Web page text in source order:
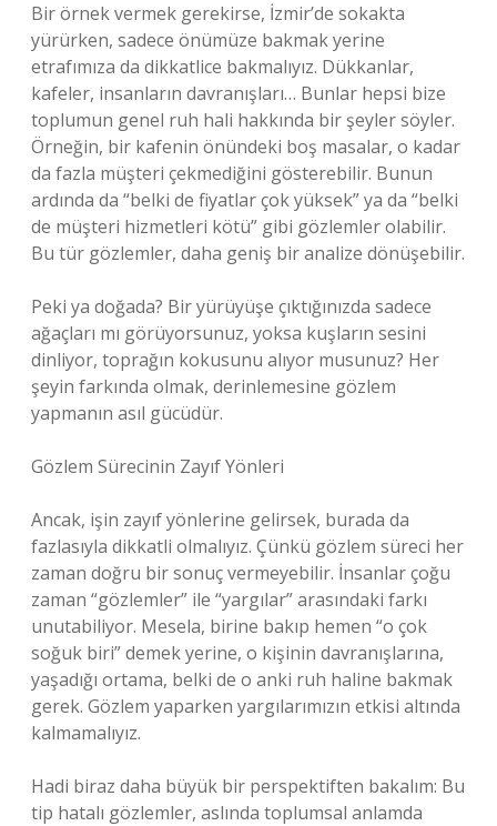
Bir örnek vermek gerekirse, İzmir’de sokakta
yürürken, sadece önümüze bakmak yerine
etrafımıza da dikkatlice bakmalıyız. Dükkanlar,
kafeler, insanların davranışları… Bunlar hepsi bize
toplumun genel ruh hali hakkında bir şeyler söyler.
Örneğin, bir kafenin önündeki boş masalar, o kadar
da fazla müşteri çekmediğini gösterebilir. Bunun
ardında da “belki de fiyatlar çok yüksek” ya da “belki
de müşteri hizmetleri kötü” gibi gözlemler olabilir.
Bu tür gözlemler, daha geniş bir analize dönüşebilir.
Peki ya doğada? Bir yürüyüşe çıktığınızda sadece
ağaçları mı görüyorsunuz, yoksa kuşların sesini
dinliyor, toprağın kokusunu alıyor musunuz? Her
şeyin farkında olmak, derinlemesine gözlem
yapmanın asıl gücüdür.
Gözlem Sürecinin Zayıf Yönleri
Ancak, işin zayıf yönlerine gelirsek, burada da
fazlasıyla dikkatli olmalıyız. Çünkü gözlem süreci her
zaman doğru bir sonuç vermeyebilir. İnsanlar çoğu
zaman “gözlemler” ile “yargılar” arasındaki farkı
unutabiliyor. Mesela, birine bakıp hemen “o çok
soğuk biri” demek yerine, o kişinin davranışlarına,
yaşadığı ortama, belki de o anki ruh haline bakmak
gerek. Gözlem yaparken yargılarımızın etkisi altında
kalmamalıyız.
Hadi biraz daha büyük bir perspektiften bakalım: Bu
tip hatalı gözlemler, aslında toplumsal anlamda